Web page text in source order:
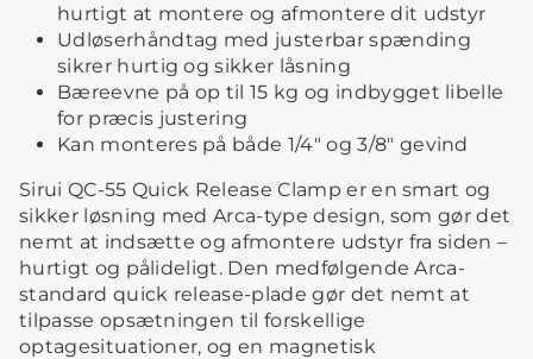
hurtigt at montere og afmontere dit udstyr
Udløserhåndtag med justerbar spænding
sikrer hurtig og sikker låsning
Bæreevne på op til 15 kg og indbygget libelle
for præcis justering
Kan monteres på både 1/4" og 3/8" gevind
Sirui QC-55 Quick Release Clamp er en smart og
sikker løsning med Arca-type design, som gør det
nemt at indsætte og afmontere udstyr fra siden –
hurtigt og pålideligt. Den medfølgende Arca-
standard quick release-plade gør det nemt at
tilpasse opsætningen til forskellige
optagesituationer, og en magnetisk